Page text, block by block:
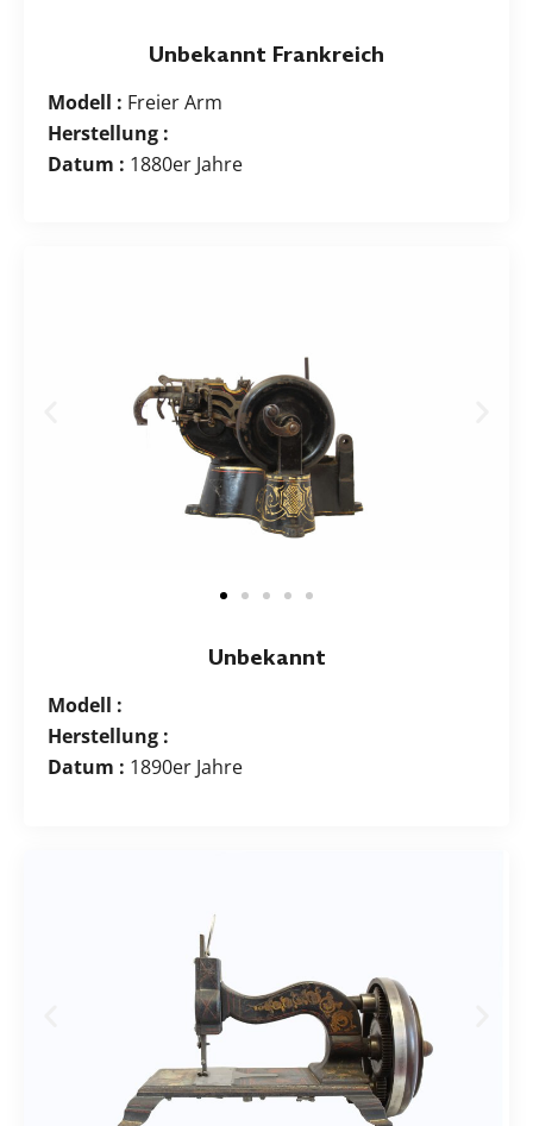
Unbekannt Frankreich
Modell : Freier Arm
Herstellung :
Datum : 1880er Jahre
Unbekannt
Modell :
Herstellung :
Datum : 1890er Jahre